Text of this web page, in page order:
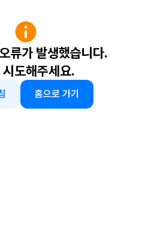
류가 발생했습니다.
시도해주세요.
홈으로 가기